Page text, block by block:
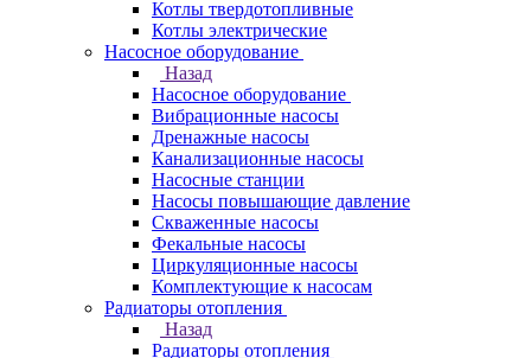
Котлы твердотопливные
Котлы электрические
Насосное оборудование
Назад
Насосное оборудование
Вибрационные насосы
Дренажные насосы
Канализационные насосы
Насосные станции
Насосы повышающие давление
Скваженные насосы
Фекальные насосы
Циркуляционные насосы
Комплектующие к насосам
Радиаторы отопления
Назад
Радиаторы отопления